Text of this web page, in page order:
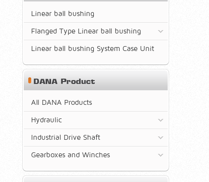
Linear ball bushing
Flanged Type Linear ball bushing
Linear ball bushing System Case Unit
DANA Product
All DANA Products
Hydraulic
Industrial Drive Shaft
Gearboxes and Winches